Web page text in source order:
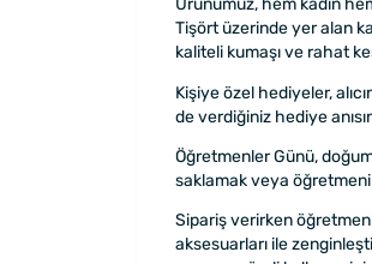
Ürünümüz, hem kadın
Tişört üzerinde yer alan
kaliteli kumaşı ve rahat
Kişiye özel hediyeler,
de verdiğiniz hediye
Öğretmenler Günü,
saklamak veya
Sipariş verirken
aksesuarları ile